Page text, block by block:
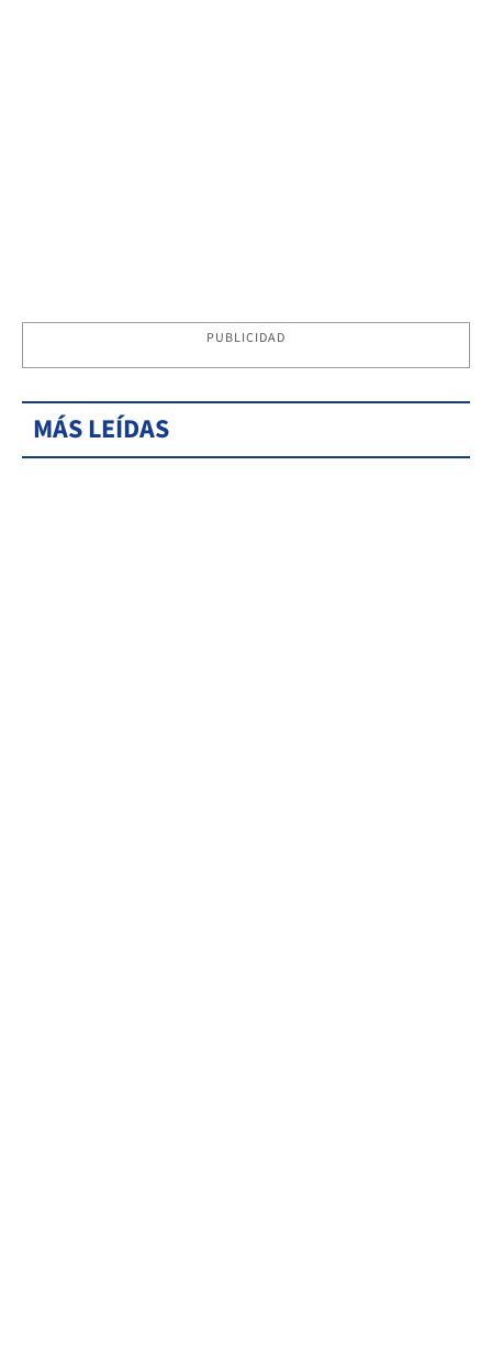
PUBLICIDAD
MÁS LEÍDAS